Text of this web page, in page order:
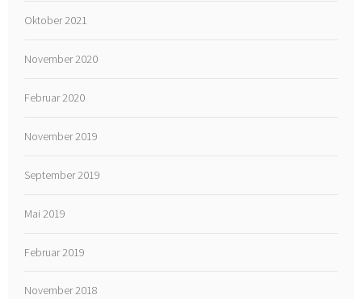
Oktober 2021
November 2020
Februar 2020
November 2019
September 2019
Mai 2019
Februar 2019
November 2018